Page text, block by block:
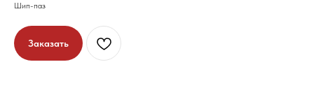
Шип-паз
Заказать